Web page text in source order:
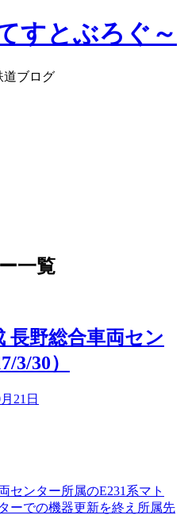
すとぶろぐ～
道ブログ
一覧
長野総合車両セン
3/30）
21日
センター所属のE231系マト
ーでの機器更新を終え所属先